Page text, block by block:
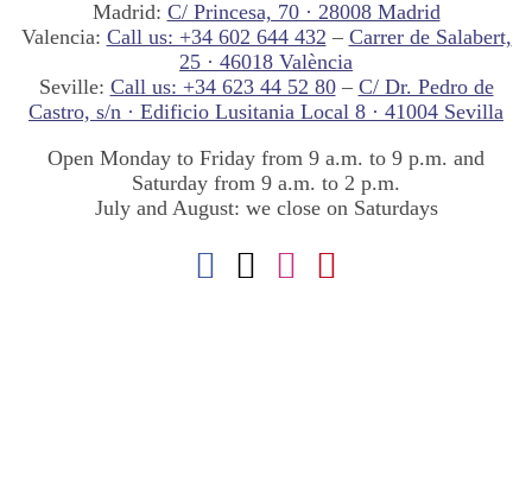
Madrid: C/ Princesa, 70 · 28008 Madrid
Valencia: Call us: +34 602 644 432 – Carrer de Salabert,
25 · 46018 València
Seville: Call us: +34 623 44 52 80– C/ Dr. Pedro de
Castro, s/n · Edificio Lusitania Local 8 · 41004 Sevilla
Open Monday to Friday from 9 a.m. to 9 p.m. and
Saturday from 9 a.m. to 2 p.m.
July and August: we close on Saturdays